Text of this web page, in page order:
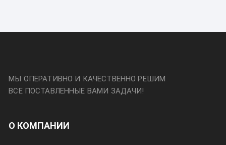
МЫ ОПЕРАТИВНО И КАЧЕСТВЕННО РЕШИМ
ВСЕ ПОСТАВЛЕННЫЕ ВАМИ ЗАДАЧИ!
О КОМПАНИИ